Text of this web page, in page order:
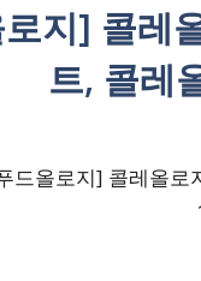
지] 콜레
트, 콜레
드올로지] 콜레올